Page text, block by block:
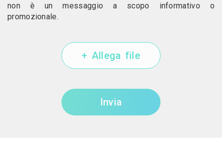
non è un messaggio a scopo informativo o
promozionale.
+ Allega file
Invia